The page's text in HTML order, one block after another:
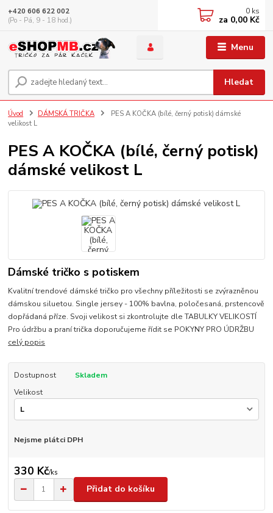
Menu
Hledat
+420 606 622 002
(Po - Pá, 9 - 18 hod.)
0 ks
za 0,00 Kč
Úvod DÁMSKÁ TRIČKA
PES A KOČKA (bílé, černý potisk) dámské
velikost L
PES A KOČKA (bílé, černý potisk)
dámské velikost L
Dámské tričko s potiskem
Kvalitní trendové dámské tričko pro všechny příležitosti se zvýrazněnou
dámskou siluetou. Single jersey - 100% bavlna, poločesaná, prstencově
dopřádaná příze. Svoji velikost si zkontrolujte dle TABULKY VELIKOSTÍ
Pro údržbu a praní trička doporučujeme řídit se POKYNY PRO ÚDRŽBU
celý popis
Dostupnost
Skladem
Velikost
Nejsme plátci DPH
330 Kč/ks
Přidat do košíku